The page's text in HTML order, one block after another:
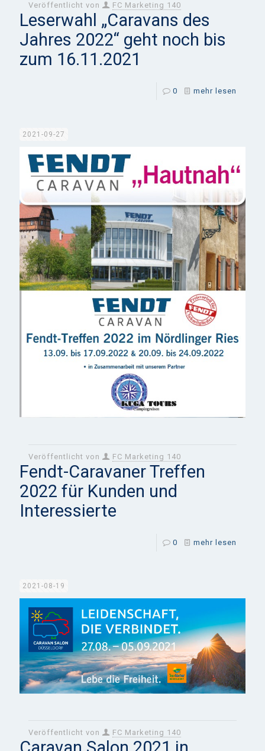
Veröffentlicht von FC Marketing 140
Leserwahl „Caravans des
Jahres 2022“ geht noch bis
zum 16.11.2021
0 mehr lesen
2021-09-27
Veröffentlicht von FC Marketing 140
Fendt-Caravaner Treffen
2022 für Kunden und
Interessierte
0 mehr lesen
2021-08-19
Veröffentlicht von FC Marketing 140